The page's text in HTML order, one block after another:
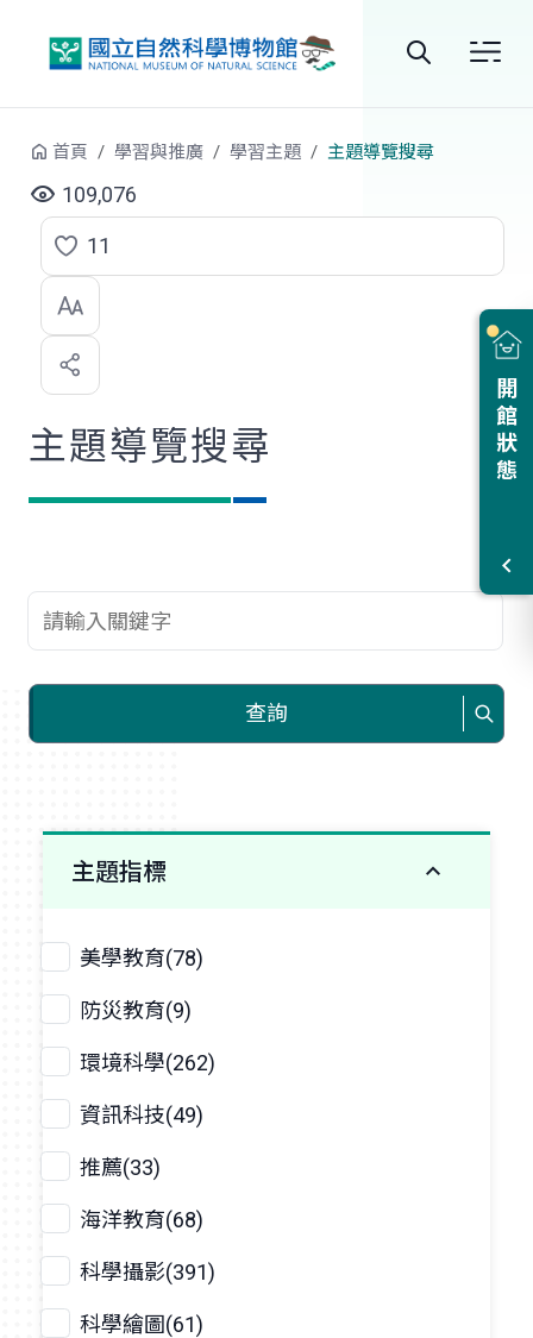
站
尋
開館狀態
首頁 學習與推廣 學習主題 主題導覽搜尋
109,076
點
選
喜
歡
11
主題導覽搜尋
查詢關鍵字
查詢
主題指標
美學教育(78)
防災教育(9)
環境科學(262)
資訊科技(49)
推薦(33)
海洋教育(68)
科學攝影(391)
科學繪圖(61)